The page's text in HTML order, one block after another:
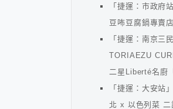
「捷運：市政府
豆咘豆腐鍋專賣
「捷運：南京三
TORIAEZU
二星Liberté名廚
「捷運：大安站
北 x 以色列菜